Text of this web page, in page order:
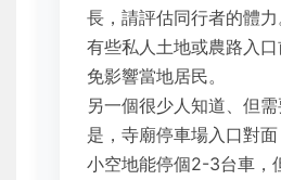
長，請評估同行者的體力
有些私人土地或農路入
免影響當地居民。
另一個很少人知道、但
是，寺廟停車場入口對
小空地能停個2-3台車，